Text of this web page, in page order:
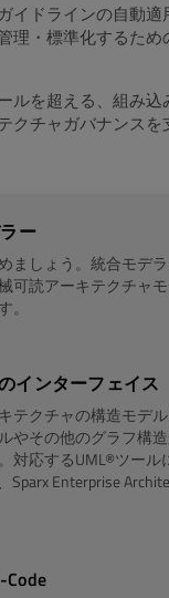
イドラインの自動
理・標準化するた
ルを超える、組み
クチャガバナンス
ー
ましょう。統合モデ
可読アーキテクチャ
。
インターフェイス
テクチャの構造モデ
やその他のグラフ構
対応するUML®ツール
Sparx Enterprise